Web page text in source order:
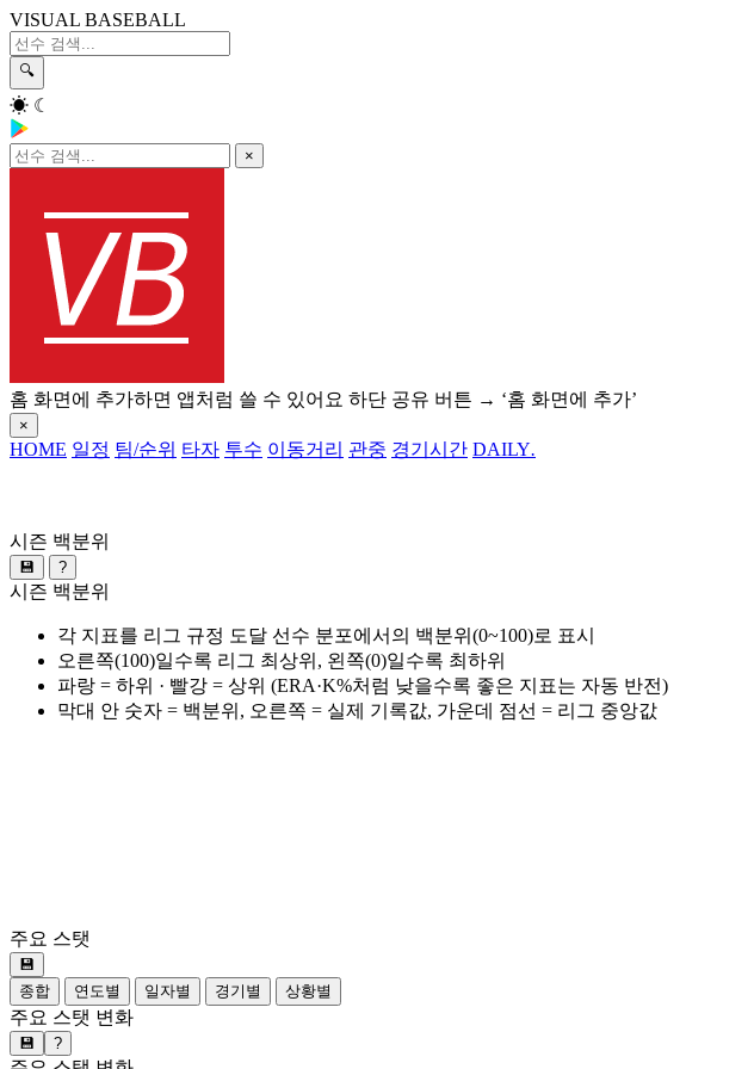
VISUAL BASEBALL
🔍
☀ ☾
×
홈 화면에 추가하면 앱처럼 쓸 수 있어요 하단 공유 버튼 → ‘홈 화면에 추가’
×
HOME 일정 팀/순위 타자 투수 이동거리 관중 경기시간 DAILY.
시즌 백분위
💾 ?
시즌 백분위
각 지표를 리그 규정 도달 선수 분포에서의 백분위(0~100)로 표시
오른쪽(100)일수록 리그 최상위, 왼쪽(0)일수록 최하위
파랑 = 하위 · 빨강 = 상위 (ERA·K%처럼 낮을수록 좋은 지표는 자동 반전)
막대 안 숫자 = 백분위, 오른쪽 = 실제 기록값, 가운데 점선 = 리그 중앙값
주요 스탯
💾
종합
연도별 일자별 경기별 상황별
주요 스탯 변화
💾 ?